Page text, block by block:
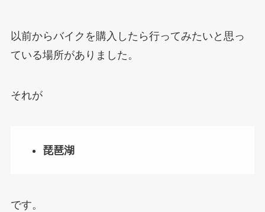
以前からバイクを購入したら行ってみたいと思っ
ている場所がありました。
それが
琵琶湖
です。